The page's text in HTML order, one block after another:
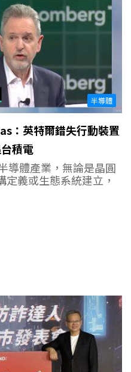
半導體
：英特爾錯失行動裝置
積電
導體產業，無論是晶圓
義或生態系統建立，